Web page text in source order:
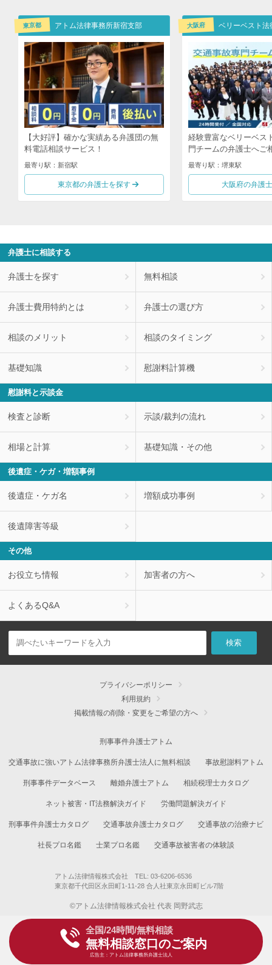
東京都 アトム法律事務所新宿支部
【大好評】確かな実績ある弁護団の無
料電話相談サービス！
最寄り駅：新宿駅
東京都の弁護士を探す
大阪府
経験豊富なベリーベス
門チームの弁護士へご
最寄り駅：堺東駅
大阪府の弁護
全国/24時間/無料相談
無料相談窓口のご案内
広告主：アトム法律事務所弁護士法人
弁護士に相談する
弁護士を探す 無料相談
弁護士費用特約とは 弁護士の選び方
相談のメリット 相談のタイミング
基礎知識 慰謝料計算機
慰謝料と示談金
検査と診断 示談/裁判の流れ
相場と計算 基礎知識・その他
後遺症・ケガ・増額事例
後遺症・ケガ名 増額成功事例
後遺障害等級
その他
お役立ち情報 加害者の方へ
よくあるQ&A
プライバシーポリシー
利用規約
掲載情報の削除・変更をご希望の方へ
刑事事件弁護士アトム
交通事故に強いアトム法律事務所弁護士法人に無料相談 事故慰謝料アトム
刑事事件データベース 離婚弁護士アトム 相続税理士カタログ
ネット被害・IT法務解決ガイド 労働問題解決ガイド
刑事事件弁護士カタログ 交通事故弁護士カタログ 交通事故の治療ナビ
社長プロ名鑑 士業プロ名鑑 交通事故被害者の体験談
アトム法律情報株式会社 TEL: 03-6206-6536
東京都千代田区永田町1-11-28 合人社東京永田町ビル7階
©アトム法律情報株式会社 代表 岡野武志